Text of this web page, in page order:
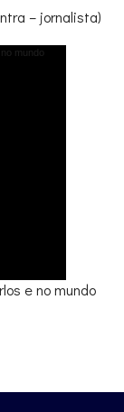
– jornalista)
e no mundo